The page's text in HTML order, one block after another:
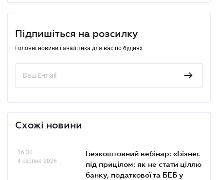
Підпишіться на розсилку
Головні новини і аналітика для вас по буднях
Схожі новини
16.30
4 серпня 2026
Безкоштовний вебінар: «Бізнес
під прицілом: як не стати ціллю
банку, податкової та БЕБ у